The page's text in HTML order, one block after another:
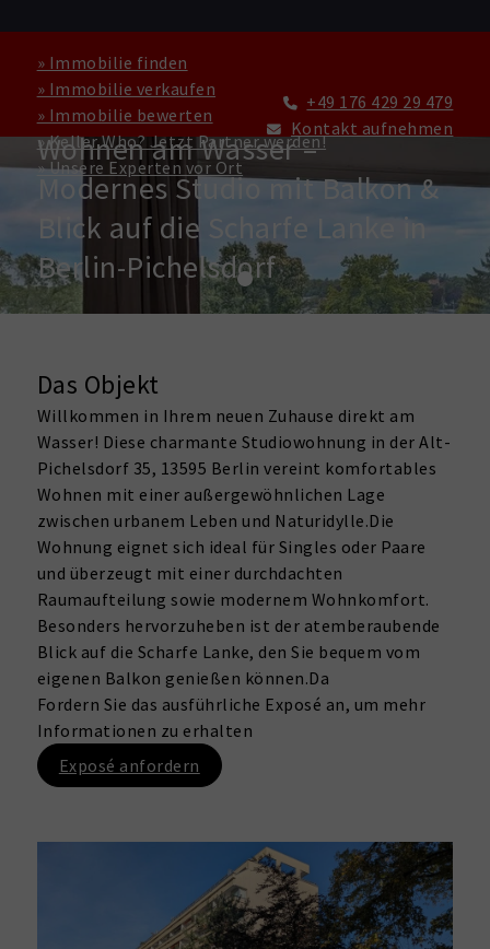
» Immobilie finden
» Immobilie verkaufen
» Immobilie bewerten
» Keller Who? Jetzt Partner werden!
» Unsere Experten vor Ort
+49 176 429 29 479
Kontakt aufnehmen
WOHNUNG ZU KAUFEN IN BERLIN
Wohnen am Wasser –
Modernes Studio mit Balkon &
Blick auf die Scharfe Lanke in
Berlin-Pichelsdorf
Das Objekt
Willkommen in Ihrem neuen Zuhause direkt am
Wasser! Diese charmante Studiowohnung in der Alt-
Pichelsdorf 35, 13595 Berlin vereint komfortables
Wohnen mit einer außergewöhnlichen Lage
zwischen urbanem Leben und Naturidylle.Die
Wohnung eignet sich ideal für Singles oder Paare
und überzeugt mit einer durchdachten
Raumaufteilung sowie modernem Wohnkomfort.
Besonders hervorzuheben ist der atemberaubende
Blick auf die Scharfe Lanke, den Sie bequem vom
eigenen Balkon genießen können.Da
Fordern Sie das ausführliche Exposé an, um mehr
Informationen zu erhalten
Exposé anfordern